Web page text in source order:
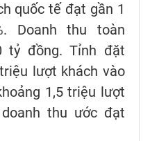
quốc tế đạt gần 1
Doanh thu toàn
tỷ đồng. Tỉnh đặt
lượt khách vào
1,5 triệu lượt
thu ước đạt